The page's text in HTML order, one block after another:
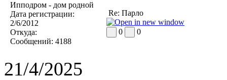
Ипподром - дом родной
Дата регистрации:
2/6/2012
Откуда:
Сообщений: 4188
Re: Парло
0 0
21/4/2025